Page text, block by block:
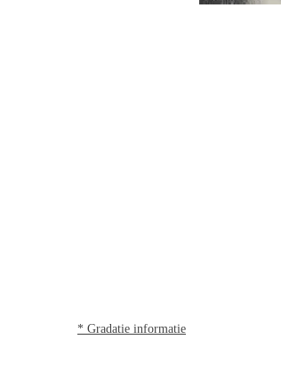
* Gradatie informatie